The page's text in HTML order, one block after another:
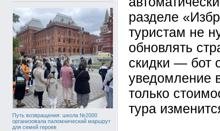
Путь возвращения: школа №2000
организовала паломнический маршрут
для семей героев
разделе
туристам не
обновлять
скидки — бот
уведомление
только
тура